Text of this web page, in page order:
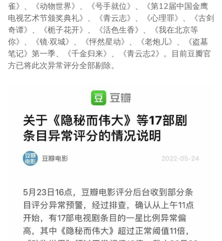
雀》、《动物世界》、《号手就位》、《第12届中国金鹰
电视艺术节颁奖典礼》、《青云志》、《心理罪》、《古剑
奇谭》、《栀子花开》、《活色生香》、《我在北京等
你》、《镜·双城》、《怦然星动》、《老炮儿》、《盗墓
笔记》第一季、《千金归来》、《青云志2》。目前豆瓣官
方已将此次异常评分全部剔除。